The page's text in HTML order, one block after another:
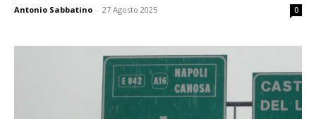
Antonio Sabbatino - 27 Agosto 2025 0